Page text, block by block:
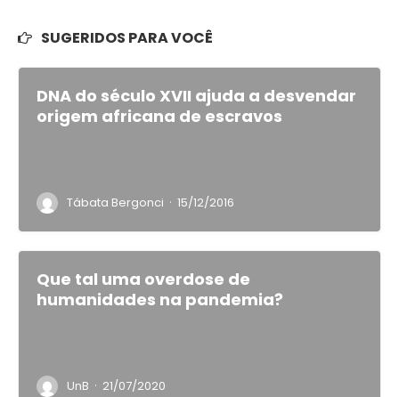
SUGERIDOS PARA VOCÊ
DNA do século XVII ajuda a desvendar
origem africana de escravos
Tábata Bergonci · 15/12/2016
Que tal uma overdose de
humanidades na pandemia?
UnB · 21/07/2020